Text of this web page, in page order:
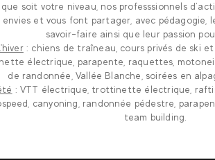
que soit votre niveau, nos professsionnels
envies et vous font partager, avec pédagogie,
savoir-faire ainsi que leur passion
: chiens de traîneau, cours privés de ski
électrique, parapente, raquettes,
de randonnée, Vallée Blanche, soirées en
: VTT électrique, trottinette électrique,
canyoning, randonnée pédestre,
team building.